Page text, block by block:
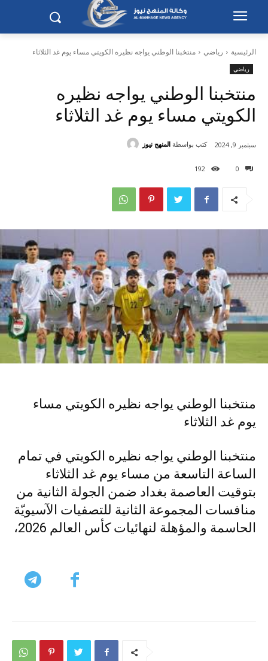
الرئيسية رياضي منتخبنا الوطني يواجه نظيره الكويتي مساء يوم غد الثلاثاء
رياضي
منتخبنا الوطني يواجه نظيره
الكويتي مساء يوم غد الثلاثاء
0
192
سبتمبر 9, 2024 كتب بواسطة المنهج نيوز
منتخبنا الوطني يواجه نظيره الكويتي مساء
يوم غد الثلاثاء
منتخبنا الوطني يواجه نظيره الكويتي في تمام
الساعة التاسعة من مساء يوم غد الثلاثاء
بتوقيت العاصمة بغداد ضمن الجولة الثانية من
منافسات المجموعة الثانية للتصفيات الآسيويّة
الحاسمة والمؤهلة لنهائيات كأس العالم 2026،